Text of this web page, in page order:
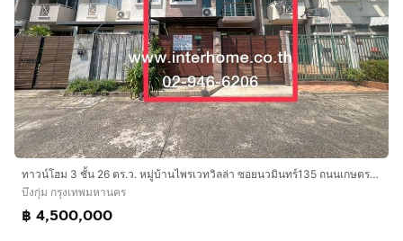
ทาวน์โฮม 3 ชั้น 26 ตร.ว. หมู่บ้านไพรเวทวิลล่า ซอยนวมินทร์135 ถนนเกษตรนวมินทร์ ถนนนวมินทร์ เขตบึงกุ่ม กรุงเทพมหานคร
บึงกุ่ม กรุงเทพมหานคร
฿ 4,500,000